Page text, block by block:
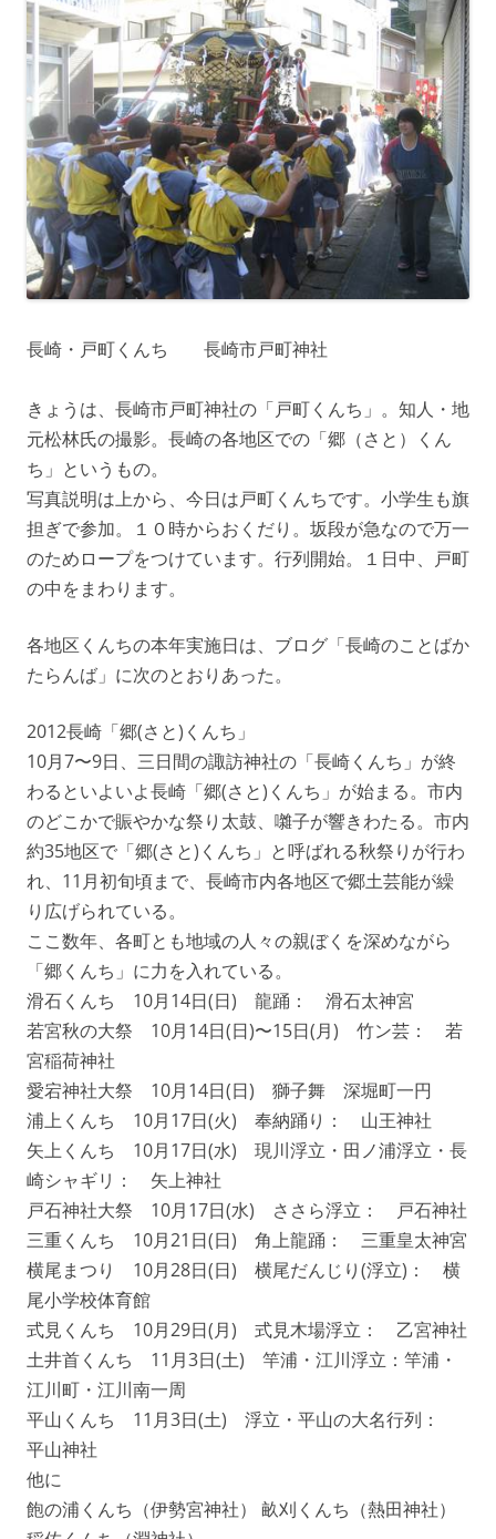
長崎・戸町くんち 長崎市戸町神社
きょうは、長崎市戸町神社の「戸町くんち」。知人・地
元松林氏の撮影。長崎の各地区での「郷（さと）くん
ち」というもの。
写真説明は上から、今日は戸町くんちです。小学生も旗
担ぎで参加。１０時からおくだり。坂段が急なので万一
のためロープをつけています。行列開始。１日中、戸町
の中をまわります。
各地区くんちの本年実施日は、ブログ「長崎のことばか
たらんば」に次のとおりあった。
2012長崎「郷(さと)くんち」
10月7〜9日、三日間の諏訪神社の「長崎くんち」が終
わるといよいよ長崎「郷(さと)くんち」が始まる。市内
のどこかで賑やかな祭り太鼓、囃子が響きわたる。市内
約35地区で「郷(さと)くんち」と呼ばれる秋祭りが行わ
れ、11月初旬頃まで、長崎市内各地区で郷土芸能が繰
り広げられている。
ここ数年、各町とも地域の人々の親ぼくを深めながら
「郷くんち」に力を入れている。
滑石くんち 10月14日(日) 龍踊： 滑石太神宮
若宮秋の大祭 10月14日(日)〜15日(月) 竹ン芸： 若
宮稲荷神社
愛宕神社大祭 10月14日(日) 獅子舞 深堀町一円
浦上くんち 10月17日(火) 奉納踊り： 山王神社
矢上くんち 10月17日(水) 現川浮立・田ノ浦浮立・長
崎シャギリ： 矢上神社
戸石神社大祭 10月17日(水) ささら浮立： 戸石神社
三重くんち 10月21日(日) 角上龍踊： 三重皇太神宮
横尾まつり 10月28日(日) 横尾だんじり(浮立)： 横
尾小学校体育館
式見くんち 10月29日(月) 式見木場浮立： 乙宮神社
土井首くんち 11月3日(土) 竿浦・江川浮立：竿浦・
江川町・江川南一周
平山くんち 11月3日(土) 浮立・平山の大名行列：
平山神社
他に
飽の浦くんち（伊勢宮神社） 畝刈くんち（熱田神社）